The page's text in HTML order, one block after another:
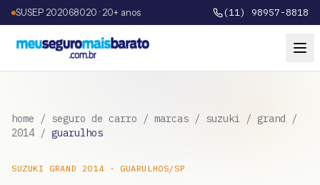
SUSEP 202068020 · 20+ anos (11) 98957-8818
home / seguro de carro / marcas / suzuki / grand /
2014/ guarulhos
SUZUKI GRAND 2014· GUARULHOS/SP